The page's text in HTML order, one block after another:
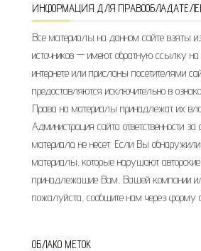
ИНФОРМАЦИЯ ДЛЯ
Все материалы на данном сайте взяты
источников — имеют обратную ссылку
интернете или присланы посетителями
предоставляются исключительно в
Права на материалы принадлежат их
Администрация сайта ответственности
материала не несет. Если Вы
материалы, которые нарушают
принадлежащие Вам, Вашей компании
пожалуйста, сообщите нам через форму
ОБЛАКО МЕТОК